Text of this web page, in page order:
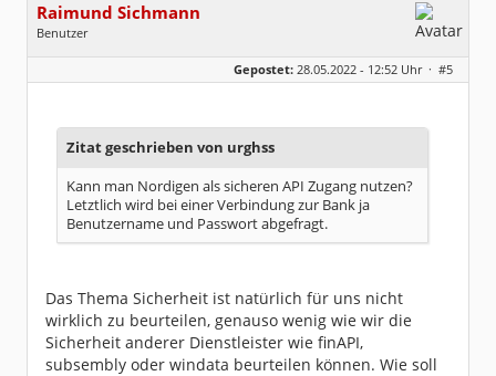
Raimund Sichmann
Benutzer
Geschlecht:
keine Angabe
Dabei seit:
08 / 2002
Gepostet: 28.05.2022 - 12:52 Uhr · #5
Zitat geschrieben von urghss
Kann man Nordigen als sicheren API Zugang nutzen?
Letztlich wird bei einer Verbindung zur Bank ja
Benutzername und Passwort abgefragt.
Das Thema Sicherheit ist natürlich für uns nicht
wirklich zu beurteilen, genauso wenig wie wir die
Sicherheit anderer Dienstleister wie finAPI,
subsembly oder windata beurteilen können. Wie soll